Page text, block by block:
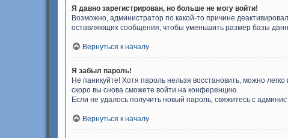
Я давно зарегистрирован, но больше не могу войти!
Возможно, администратор по какой-то причине
оставляющих сообщения, чтобы уменьшить размер базы
Вернуться к началу
Я забыл пароль!
Не паникуйте! Хотя пароль нельзя восстановить, можно
скоро вы снова сможете войти на конференцию.
Если не удалось получить новый пароль, свяжитесь с
Вернуться к началу